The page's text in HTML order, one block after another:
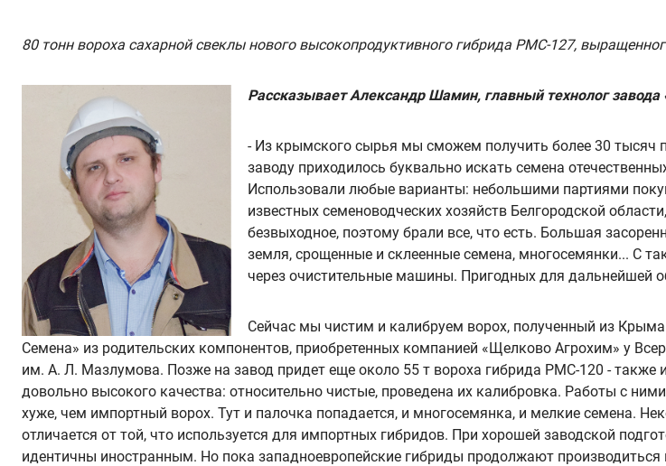
80 тонн вороха сахарной свеклы нового высокопродуктивного гибрида РМС-127,
РассказываетАлександр Шамин, главный технолог
- Из крымского сырья мы сможем получить более 30 тысяч
заводу приходилось буквально искать семена
Использовали любые варианты: небольшими партиями
известных семеноводческих хозяйств Белгородской
безвыходное, поэтому брали все, что есть. Большая
земля, срощенные и склеенные семена, многосемянки... С
через очистительные машины. Пригодных для дальнейшей
Сейчас мы чистим и калибруем ворох, полученный из
Семена» из родительских компонентов, приобретенных компанией «Щелково Агрохим» у
им. А. Л. Мазлумова. Позже на завод придет еще около 55 т вороха гибрида РМС-120 -
довольно высокого качества: относительно чистые, проведена их калибровка. Работы с
хуже, чем импортный ворох. Тут и палочка попадается, и многосемянка, и мелкие семена.
отличается от той, что используется для импортных гибридов. При хорошей заводской
идентичны иностранным. Но пока западноевропейские гибриды продолжают